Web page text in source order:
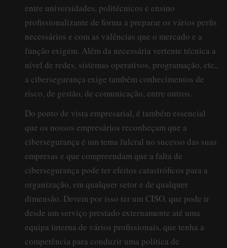
entre universidades, politécnicos e ensino
profissionalizante de forma a preparar os vários perfis
necessários e com as valências que o mercado e a
função exigem. Além da necessária vertente técnica a
nível de redes, sistemas operativos, programação, etc.,
a cibersegurança exige também conhecimentos de
risco, de gestão, de comunicação, entre outros.
Do ponto de vista empresarial, é também essencial
que os nossos empresários reconheçam que a
cibersegurança é um tema fulcral no sucesso das suas
empresas e que compreendam que a falta de
cibersegurança pode ter efeitos catastróficos para a
organização, em qualquer setor e de qualquer
dimensão. Devem por isso ter um CISO, que pode ir
desde um serviço prestado externamente até uma
equipa interna de vários profissionais, que tenha a
competência para conduzir uma política de